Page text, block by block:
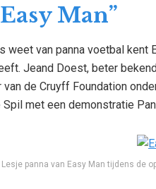
Man”
weet van panna voetbal
Jeand Doest, beter
van de Cruyff Foundation
met een demonstratie
Lesje panna van Easy Man tijdens de